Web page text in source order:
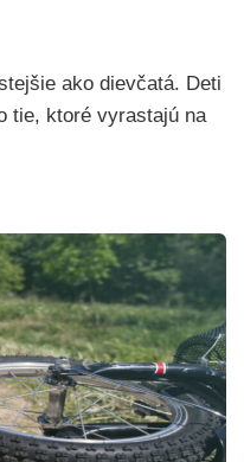
ako dievčatá. Deti
tie, ktoré vyrastajú na